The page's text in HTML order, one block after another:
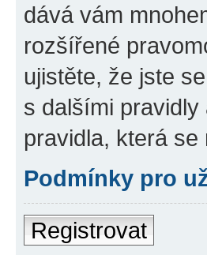
dává vám
rozšířené
ujistěte, že jste
s dalšími pravidly
pravidla, která se
Podmínky pro
Registrovat